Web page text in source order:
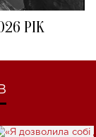
РІК